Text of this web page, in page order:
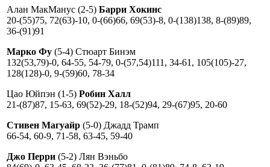
Алан МакМанус (2-5) Барри Хокинс
20-(55)75, 72(63)-10, 0-(66)66, 69(53)-8, 0-(138)138, 8-(89)89,
36-(91)91
Марко Фу (5-4) Стюарт Бинэм
132(53,79)-0, 64-55, 54-79, 0-(57,54)111, 34-61, 105(105)-27,
128(128)-0, 9-(59)60, 78-34
Цао Юйпэн (1-5) Робин Халл
21-(87)87, 15-63, 69(52)-29, 18-(52)94, 29-(67)95, 20-60
Стивен Магуайр (5-0) Джадд Трамп
66-54, 60-9, 71-58, 63-45, 59-40
Джо Перри (5-2) Лян Вэньбо